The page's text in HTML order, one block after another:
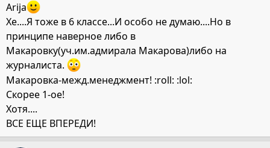
Arija
Хе....Я тоже в 6 классе...И особо не думаю....Но в
принципе наверное либо в
Макаровку(уч.им.адмирала Макарова)либо на
журналиста.
Макаровка-межд.менеджмент! :roll: :lol:
Скорее 1-ое!
Хотя....
ВСЕ ЕЩЕ ВПЕРЕДИ!